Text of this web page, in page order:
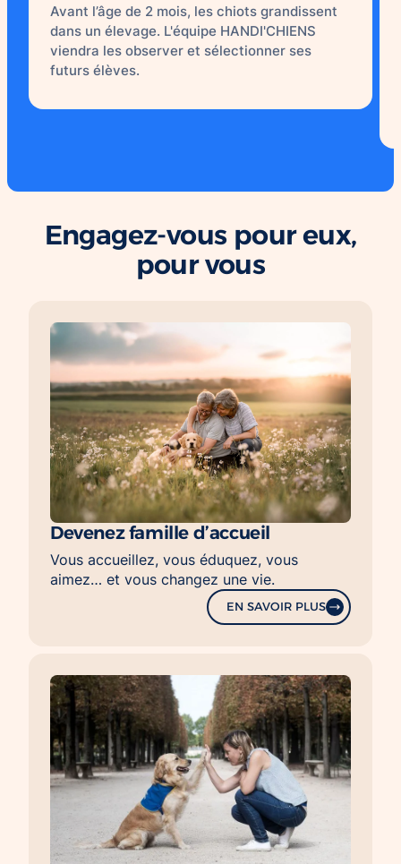
Avant l’âge de 2 mois, les chiots grandissent
dans un élevage. L'équipe HANDI'CHIENS
viendra les observer et sélectionner ses
futurs élèves.
Engagez-vous pour eux,
pour vous
Devenez famille d’accueil
Vous accueillez, vous éduquez, vous
aimez… et vous changez une vie.
EN SAVOIR PLUS